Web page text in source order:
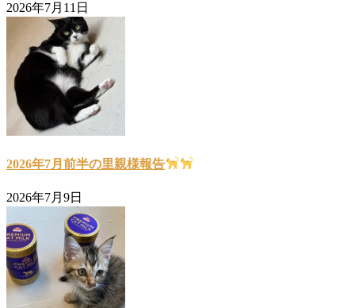
2026年7月11日
2026年7月前半の里親様報告
2026年7月9日